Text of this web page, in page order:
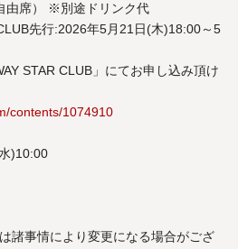
由席） ※別途ドリンク代
先行:2026年5⽉21⽇(木)18:00～5
STAR CLUB」にてお申し込み頂け
contents/1074910
)10:00
諸事情により変更になる場合がござ